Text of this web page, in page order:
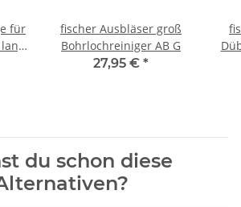
für
fischer Ausbläser groß
Bohrlochreiniger AB G
27,95 € *
du schon diese